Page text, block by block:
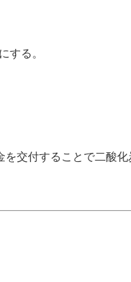
する。
交付することで二酸